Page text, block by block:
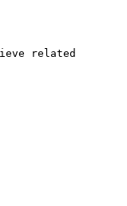
related